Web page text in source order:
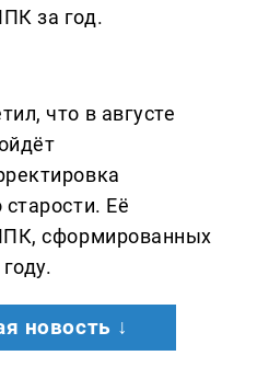
за год.
что в августе
Её
сформированных
новость ↓